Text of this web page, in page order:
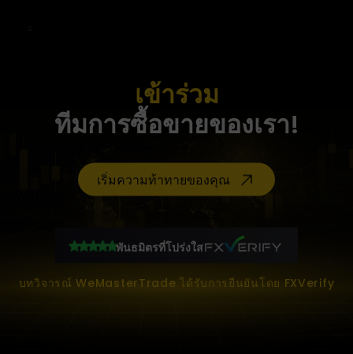
เข้าร่วม
ทีมการซื้อขายของเรา!
เริ่มความท้าทายของคุณ
พันธมิตรที่โปร่งใส
บทวิจารณ์ WeMasterTrade ได้รับการยืนยันโดย FXVerify